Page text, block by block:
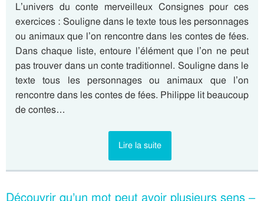
L’univers du conte merveilleux Consignes pour ces
exercices : Souligne dans le texte tous les personnages
ou animaux que l’on rencontre dans les contes de fées.
Dans chaque liste, entoure l’élément que l’on ne peut
pas trouver dans un conte traditionnel. Souligne dans le
texte tous les personnages ou animaux que l’on
rencontre dans les contes de fées. Philippe lit beaucoup
de contes…
Lire la suite
Découvrir qu’un mot peut avoir plusieurs sens –